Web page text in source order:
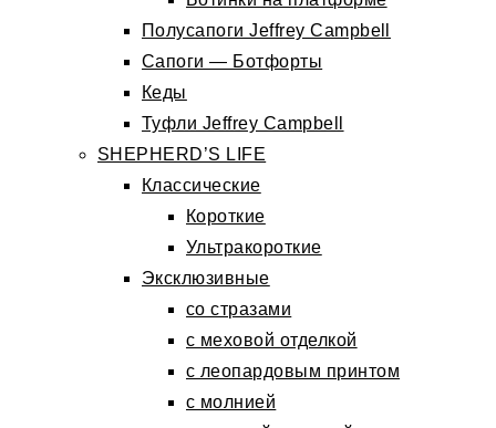
Полусапоги Jeffrey Campbell
Сапоги — Ботфорты
Кеды
Туфли Jeffrey Campbell
SHEPHERD’S LIFE
Классические
Короткие
Ультракороткие
Эксклюзивные
со стразами
с меховой отделкой
с леопардовым принтом
с молнией